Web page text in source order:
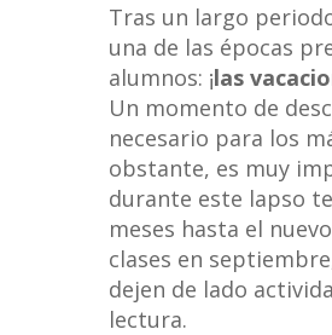
Tras un largo
una de las épocas
alumnos: ¡las
Un momento de
necesario para los
obstante, es muy
durante este lapso
meses hasta el
clases en
dejen de lado
lectura.